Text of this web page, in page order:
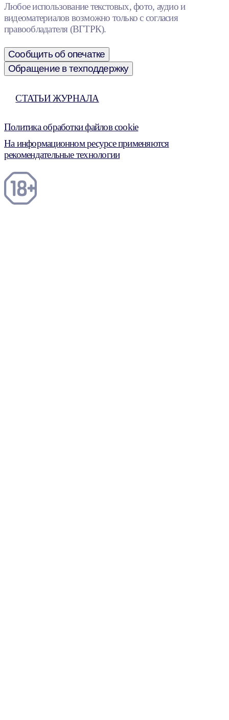
Любое использование текстовых, фото, аудио и
видеоматериалов возможно только с согласия
правообладателя (ВГТРК).
Сообщить об опечатке
Обращение в техподдержку
СТАТЬИ ЖУРНАЛА
Политика обработки файлов cookie
На информационном ресурсе применяются
рекомендательные технологии